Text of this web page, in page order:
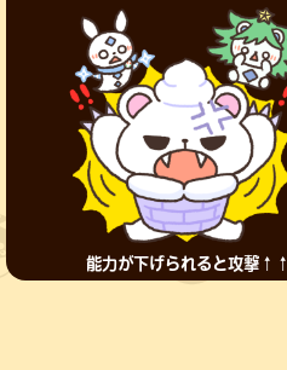
能力が下げられると攻撃↑↑